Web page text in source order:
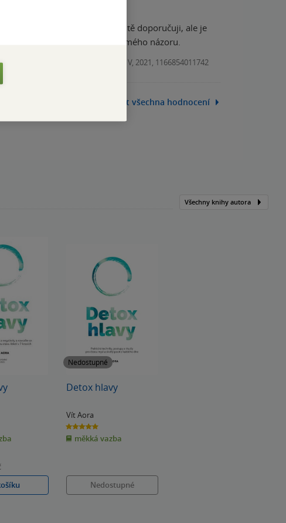
čeho chceme dosáhnout. Určitě doporučuji, ale je
dobu na této vlně. Podle mého názoru.
Kniha, V, 2021, 1166854011742
Zobrazit všechna hodnocení
Všechny knihy autora
Nedostupné
Detox hlavy
Vít Aora
5.0
z
5
hvězdiček
měkká vazba
Nedostupné